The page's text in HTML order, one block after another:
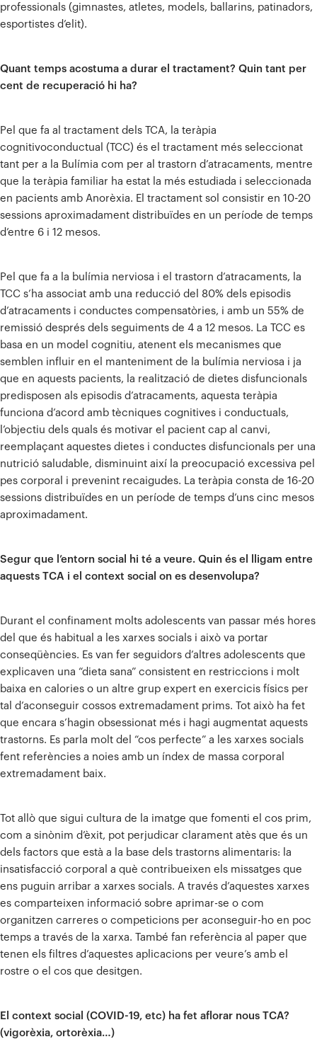
professionals (gimnastes, atletes, models, ballarins, patinadors,
esportistes d’elit).
Quant temps acostuma a durar el tractament? Quin tant per
cent de recuperació hi ha?
Pel que fa al tractament dels TCA, la teràpia
cognitivoconductual (TCC) és el tractament més seleccionat
tant per a la Bulímia com per al trastorn d’atracaments, mentre
que la teràpia familiar ha estat la més estudiada i seleccionada
en pacients amb Anorèxia. El tractament sol consistir en 10-20
sessions aproximadament distribuïdes en un període de temps
d’entre 6 i 12 mesos.
Pel que fa a la bulímia nerviosa i el trastorn d’atracaments, la
TCC s’ha associat amb una reducció del 80% dels episodis
d’atracaments i conductes compensatòries, i amb un 55% de
remissió després dels seguiments de 4 a 12 mesos. La TCC es
basa en un model cognitiu, atenent els mecanismes que
semblen influir en el manteniment de la bulímia nerviosa i ja
que en aquests pacients, la realització de dietes disfuncionals
predisposen als episodis d’atracaments, aquesta teràpia
funciona d’acord amb tècniques cognitives i conductuals,
l’objectiu dels quals és motivar el pacient cap al canvi,
reemplaçant aquestes dietes i conductes disfuncionals per una
nutrició saludable, disminuint així la preocupació excessiva pel
pes corporal i prevenint recaigudes. La teràpia consta de 16-20
sessions distribuïdes en un període de temps d’uns cinc mesos
aproximadament.
Segur que l’entorn social hi té a veure. Quin és el lligam entre
aquests TCA i el context social on es desenvolupa?
Durant el confinament molts adolescents van passar més hores
del que és habitual a les xarxes socials i això va portar
conseqüències. Es van fer seguidors d’altres adolescents que
explicaven una “dieta sana” consistent en restriccions i molt
baixa en calories o un altre grup expert en exercicis físics per
tal d’aconseguir cossos extremadament prims. Tot això ha fet
que encara s’hagin obsessionat més i hagi augmentat aquests
trastorns. Es parla molt del “cos perfecte” a les xarxes socials
fent referències a noies amb un índex de massa corporal
extremadament baix.
Tot allò que sigui cultura de la imatge que fomenti el cos prim,
com a sinònim d’èxit, pot perjudicar clarament atès que és un
dels factors que està a la base dels trastorns alimentaris: la
insatisfacció corporal a què contribueixen els missatges que
ens puguin arribar a xarxes socials. A través d’aquestes xarxes
es comparteixen informació sobre aprimar-se o com
organitzen carreres o competicions per aconseguir-ho en poc
temps a través de la xarxa. També fan referència al paper que
tenen els filtres d’aquestes aplicacions per veure’s amb el
rostre o el cos que desitgen.
El context social (COVID-19, etc) ha fet aflorar nous TCA?
(vigorèxia, ortorèxia…)